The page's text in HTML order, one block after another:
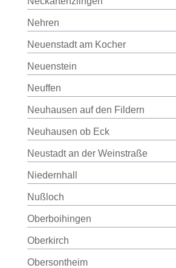
Nehren
Neuenstadt am Kocher
Neuenstein
Neuffen
Neuhausen auf den Fildern
Neuhausen ob Eck
Neustadt an der Weinstraße
Niedernhall
Nußloch
Oberboihingen
Oberkirch
Obersontheim